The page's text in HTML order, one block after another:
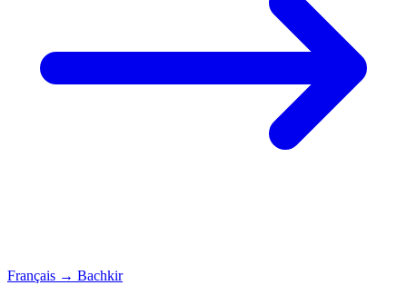
Français → Bachkir